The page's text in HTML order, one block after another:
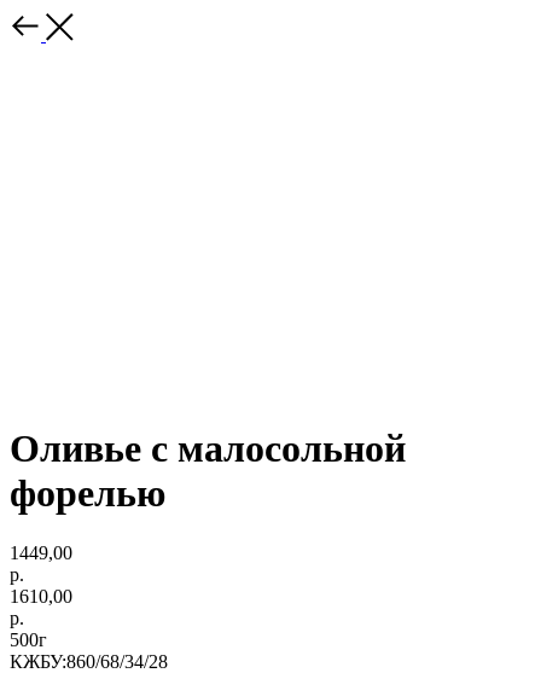
Оливье с малосольной
форелью
1449,00
р.
1610,00
р.
500г
КЖБУ:860/68/34/28